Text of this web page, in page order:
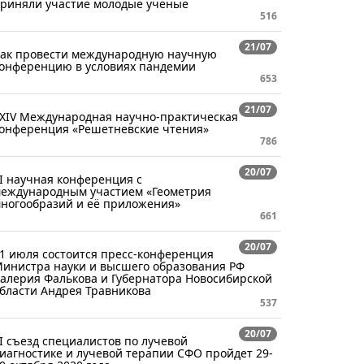
участие молодые учёные
516
21/07
провести международную научную
в условиях пандемии
653
21/07
Международная научно-практическая
«Решетневские чтения»
786
20/07
научная конференция с
участием «Геометрия
и её приложения»
661
20/07
июля состоится пресс-конференция
науки и высшего образования РФ
Фалькова и Губернатора Новосибирской
Андрея Травникова
537
20/07
съезд специалистов по лучевой
и лучевой терапии СФО пройдет 29-